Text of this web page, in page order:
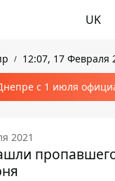
UK
12:07, 17 Февраля
с 1 июля
2021